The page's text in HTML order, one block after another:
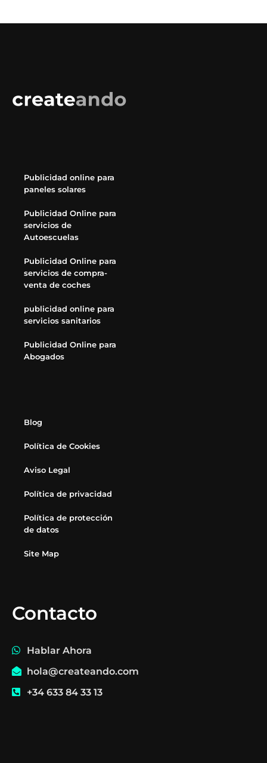
Publicidad online para
paneles solares
Publicidad Online para
servicios de
Autoescuelas
Publicidad Online para
servicios de compra-
venta de coches
publicidad online para
servicios sanitarios
Publicidad Online para
Abogados
Blog
Política de Cookies
Aviso Legal
Política de privacidad
Política de protección
de datos
Site Map
Contacto
Hablar Ahora
hola@createando.com
+34 633 84 33 13